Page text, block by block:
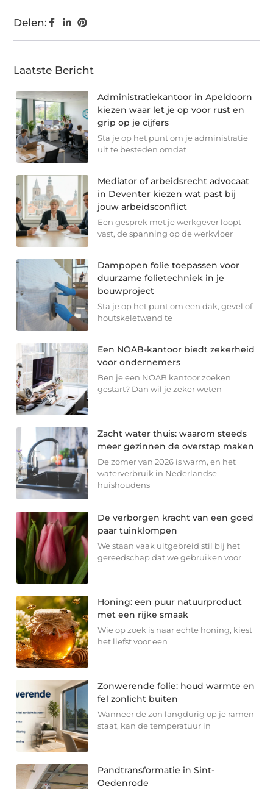
Delen:
Laatste Bericht
Administratiekantoor in Apeldoorn
kiezen waar let je op voor rust en
grip op je cijfers
Sta je op het punt om je administratie
uit te besteden omdat
Mediator of arbeidsrecht advocaat
in Deventer kiezen wat past bij
jouw arbeidsconflict
Een gesprek met je werkgever loopt
vast, de spanning op de werkvloer
Dampopen folie toepassen voor
duurzame folietechniek in je
bouwproject
Sta je op het punt om een dak, gevel of
houtskeletwand te
Een NOAB-kantoor biedt zekerheid
voor ondernemers
Ben je een NOAB kantoor zoeken
gestart? Dan wil je zeker weten
Zacht water thuis: waarom steeds
meer gezinnen de overstap maken
De zomer van 2026 is warm, en het
waterverbruik in Nederlandse
huishoudens
De verborgen kracht van een goed
paar tuinklompen
We staan vaak uitgebreid stil bij het
gereedschap dat we gebruiken voor
Honing: een puur natuurproduct
met een rijke smaak
Wie op zoek is naar echte honing, kiest
het liefst voor een
Zonwerende folie: houd warmte en
fel zonlicht buiten
Wanneer de zon langdurig op je ramen
staat, kan de temperatuur in
Pandtransformatie in Sint-
Oedenrode